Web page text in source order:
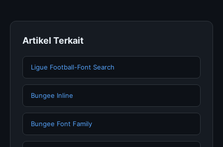
Artikel Terkait
Ligue Football-Font Search
Bungee Inline
Bungee Font Family